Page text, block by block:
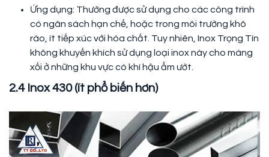
Ứng dụng: Thường được sử dụng cho các công trình
có ngân sách hạn chế, hoặc trong môi trường khô
ráo, ít tiếp xúc với hóa chất. Tuy nhiên, Inox Trọng Tín
không khuyến khích sử dụng loại inox này cho máng
xối ở những khu vực có khí hậu ẩm ướt.
2.4 Inox 430 (ít phổ biến hơn)